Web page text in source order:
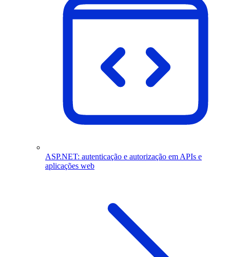
ASP.NET: autenticação e autorização em APIs e
aplicações web